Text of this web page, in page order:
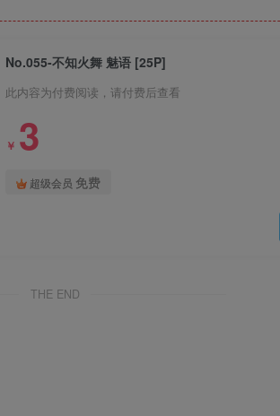
No.055-不知火舞 魅语 [25P]
此内容为付费阅读，请付费后查看
￥ 3
超级会员 免费
THE END